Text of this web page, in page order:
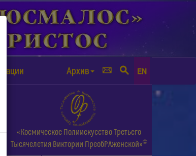
Архив EN
«Космическое Полиискусство Третьего
Тысячелетия Виктории ПреобРАженской»©